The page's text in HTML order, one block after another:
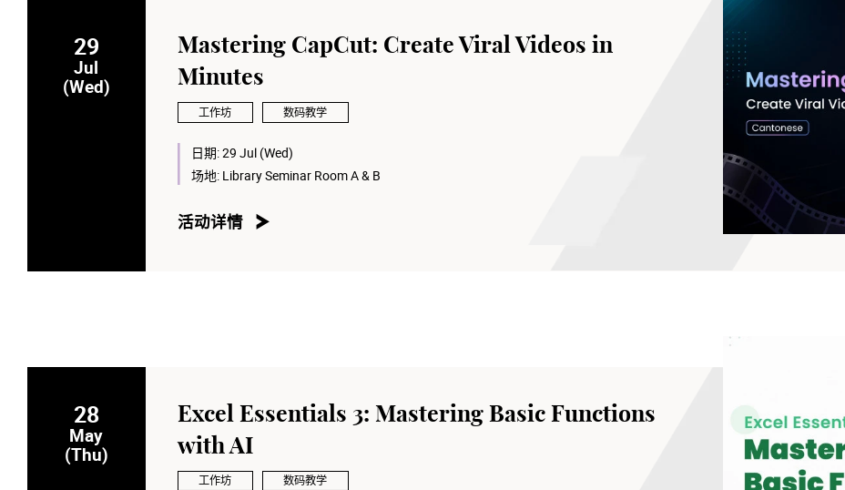
29
Jul
(Wed)
Mastering CapCut: Create Viral Videos in
Minutes
工作坊 数码教学
日期:29 Jul (Wed)
场地: Library Seminar Room A & B
活动详情
28
May
(Thu)
Excel Essentials 3: Mastering Basic Functions
with AI
工作坊 数码教学